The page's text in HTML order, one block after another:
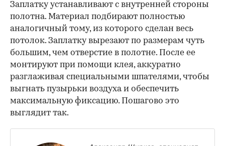
Заплатку устанавливают с внутренней стороны
полотна. Материал подбирают полностью
аналогичный тому, из которого сделан весь
потолок. Заплатку вырезают по размерам чуть
большим, чем отверстие в полотне. После ее
монтируют при помощи клея, аккуратно
разглаживая специальными шпателями, чтобы
выгнать пузырьки воздуха и обеспечить
максимальную фиксацию. Пошагово это
выглядит так.